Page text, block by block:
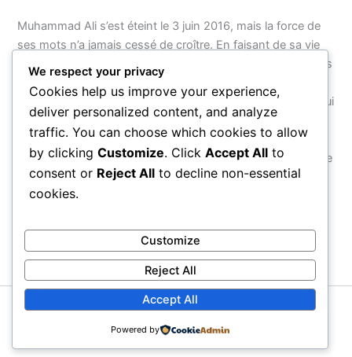
Muhammad Ali s’est éteint le 3 juin 2016, mais la force de
ses mots n’a jamais cessé de croître. En faisant de sa vie
entière — de son nom à ses combats, de sa foi à son refus
d’obéir à une guerre injuste — un acte de résistance
cohérent, il a montré que le véritable courage n’est pas celui
que l’on exerce dans une arène, mais celui que l’on
manifeste face au monde. Ses citations survivront parce
qu’elles ne parlent pas d’un homme : elles parlent de ce que
chaque être humain peut choisir d’être.
PRÉCÉDENT SUIVANT
Copyright © 2026 Proverbial
We respect your privacy
Cookies help us improve your experience,
deliver personalized content, and analyze
traffic. You can choose which cookies to allow
by clicking Customize. Click Accept All to
consent or Reject All to decline non-essential
cookies.
Customize
Reject All
Accept All
Powered by